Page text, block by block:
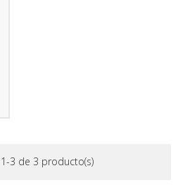
3 de 3 producto(s)